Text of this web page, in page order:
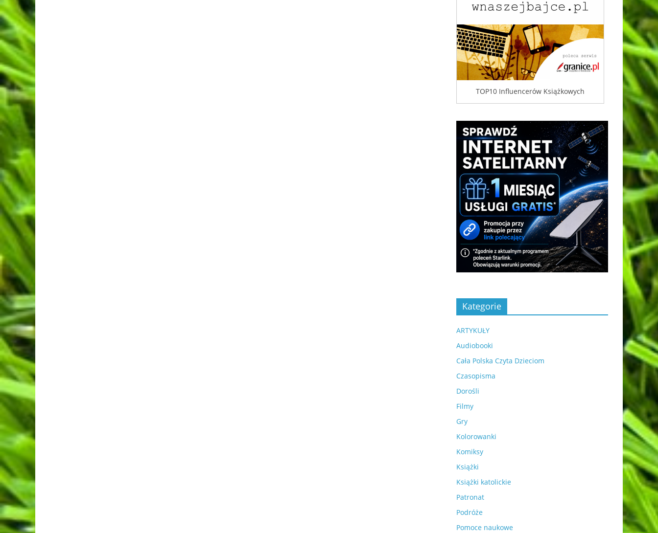
TOP10 Influencerów Książkowych
Kategorie
ARTYKUŁY
Audiobooki
Cała Polska Czyta Dzieciom
Czasopisma
Dorośli
Filmy
Gry
Kolorowanki
Komiksy
Książki
Książki katolickie
Patronat
Podróże
Pomoce naukowe